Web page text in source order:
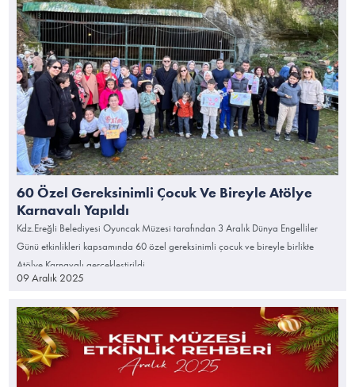
60 Özel Gereksinimli Çocuk Ve Bireyle Atölye
Karnavalı Yapıldı
Kdz.Ereğli Belediyesi Oyuncak Müzesi tarafından 3 Aralık Dünya Engelliler
Günü etkinlikleri kapsamında 60 özel gereksinimli çocuk ve bireyle birlikte
Atölye Karnavalı gerçekleştirildi.
09 Aralık 2025